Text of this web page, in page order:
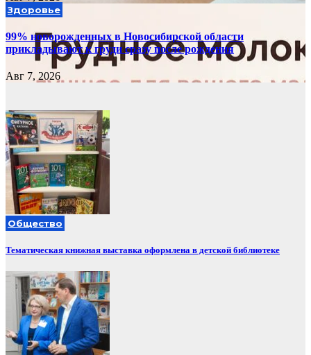
Здоровье
99% новорожденных в Новосибирской области
прикладывают к груди сразу после рождения
Авг 7, 2026
Общество
Тематическая книжная выставка оформлена в детской библиотеке